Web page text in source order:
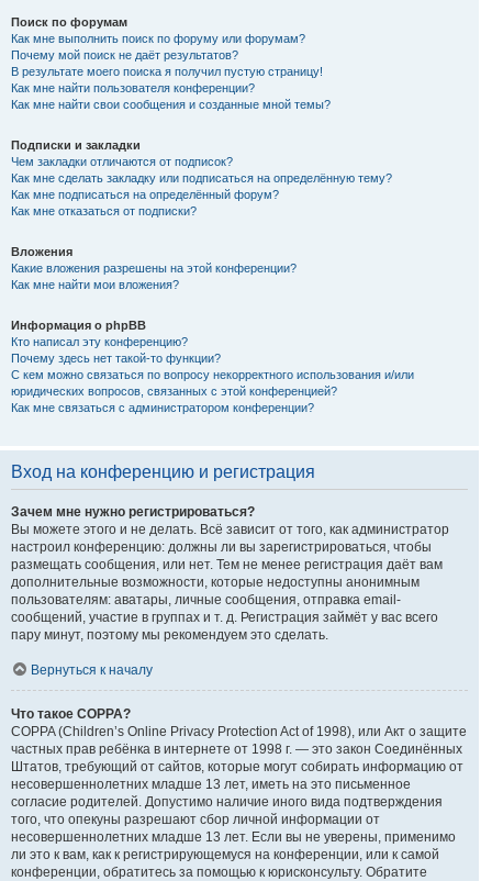
Поиск по форумам
Как мне выполнить поиск по форуму или форумам?
Почему мой поиск не даёт результатов?
В результате моего поиска я получил пустую страницу!
Как мне найти пользователя конференции?
Как мне найти свои сообщения и созданные мной темы?
Подписки и закладки
Чем закладки отличаются от подписок?
Как мне сделать закладку или подписаться на определённую тему?
Как мне подписаться на определённый форум?
Как мне отказаться от подписки?
Вложения
Какие вложения разрешены на этой конференции?
Как мне найти мои вложения?
Информация о phpBB
Кто написал эту конференцию?
Почему здесь нет такой-то функции?
С кем можно связаться по вопросу некорректного использования и/или
юридических вопросов, связанных с этой конференцией?
Как мне связаться с администратором конференции?
Вход на конференцию и регистрация
Зачем мне нужно регистрироваться?
Вы можете этого и не делать. Всё зависит от того, как администратор
настроил конференцию: должны ли вы зарегистрироваться, чтобы
размещать сообщения, или нет. Тем не менее регистрация даёт вам
дополнительные возможности, которые недоступны анонимным
пользователям: аватары, личные сообщения, отправка email-
сообщений, участие в группах и т. д. Регистрация займёт у вас всего
пару минут, поэтому мы рекомендуем это сделать.
Вернуться к началу
Что такое COPPA?
COPPA (Children’s Online Privacy Protection Act of 1998), или Акт о защите
частных прав ребёнка в интернете от 1998 г. — это закон Соединённых
Штатов, требующий от сайтов, которые могут собирать информацию от
несовершеннолетних младше 13 лет, иметь на это письменное
согласие родителей. Допустимо наличие иного вида подтверждения
того, что опекуны разрешают сбор личной информации от
несовершеннолетних младше 13 лет. Если вы не уверены, применимо
ли это к вам, как к регистрирующемуся на конференции, или к самой
конференции, обратитесь за помощью к юрисконсульту. Обратите